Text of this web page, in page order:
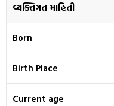
વ્યક્તિગત માહિતી
Born
Birth Place
Current age